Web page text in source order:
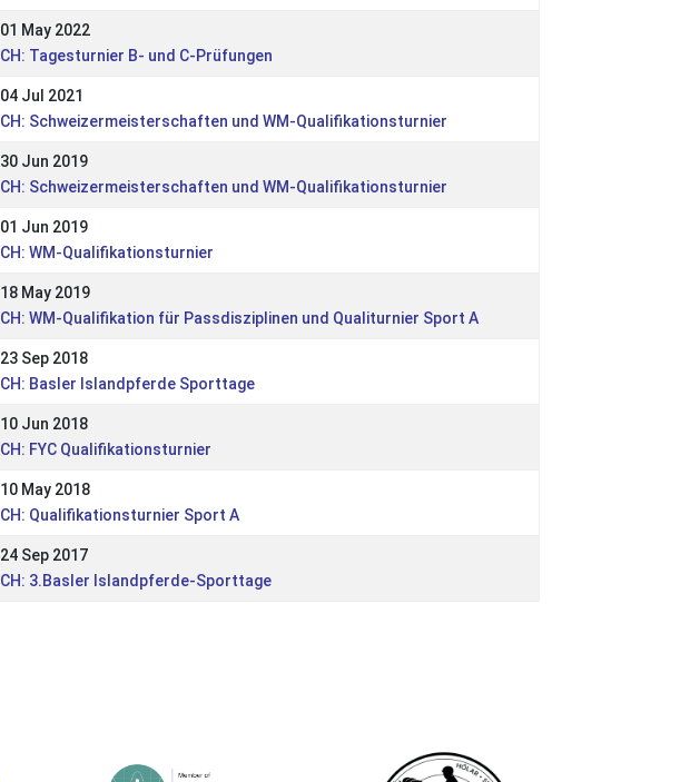
01 May 2022
CH: Tagesturnier B- und C-Prüfungen
04 Jul 2021
CH: Schweizermeisterschaften und WM-Qualifikationsturnier
30 Jun 2019
CH: Schweizermeisterschaften und WM-Qualifikationsturnier
01 Jun 2019
CH: WM-Qualifikationsturnier
18 May 2019
CH: WM-Qualifikation für Passdisziplinen und Qualiturnier Sport A
23 Sep 2018
CH: Basler Islandpferde Sporttage
10 Jun 2018
CH: FYC Qualifikationsturnier
10 May 2018
CH: Qualifikationsturnier Sport A
24 Sep 2017
CH: 3.Basler Islandpferde-Sporttage